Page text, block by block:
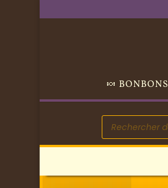
🍬 BONBONS
Recherche
de
produits